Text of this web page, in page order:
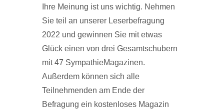
Ihre Meinung ist uns wichtig. Nehmen
Sie teil an unserer Leserbefragung
2022 und gewinnen Sie mit etwas
Glück einen von drei Gesamtschubern
mit 47 SympathieMagazinen.
Außerdem können sich alle
Teilnehmenden am Ende der
Befragung ein kostenloses Magazin